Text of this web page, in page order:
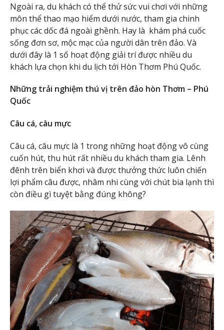
Ngoài ra, du khách có thể thử sức vui chơi với những
môn thể thao mạo hiểm dưới nước, tham gia chinh
phục các dốc đá ngoài ghềnh. Hay là khám phá cuốc
sống đơn sơ, mộc mạc của người dân trên đảo. Và
dưới đây là 1 số hoạt động giải trí được nhiều du
khách lựa chọn khi du lịch tới Hòn Thơm Phú Quốc.
Những trải nghiệm thú vị trên đảo hòn Thơm – Phú
Quốc
Câu cá, câu mực
Câu cá, câu mực là 1 trong những hoạt động vô cùng
cuốn hút, thu hút rất nhiều du khách tham gia. Lênh
đênh trên biển khơi và được thưởng thức luôn chiến
lợi phẩm câu được, nhâm nhi cùng với chút bia lạnh thì
còn điều gì tuyệt bằng đúng không?